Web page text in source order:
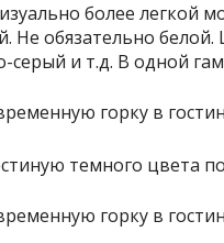
более легкой
Не обязательно
серый и т.д. В одной
темного цвета